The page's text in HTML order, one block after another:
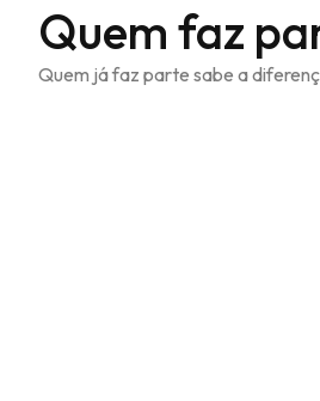
Quem faz
Quem já faz parte sabe a